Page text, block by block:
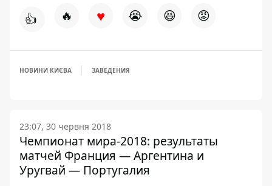
👍 🔥 ♥ 😭 😆 😡
НОВИНИ КИЄВА ЗАВЕДЕНИЯ
23:07, 30 червня 2018
Чемпионат мира-2018: результаты
матчей Франция — Аргентина и
Уругвай — Португалия